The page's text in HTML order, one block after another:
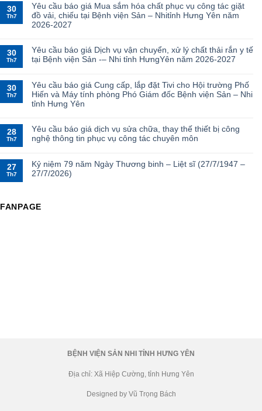
30
Th7
Yêu cầu báo giá Mua sắm hóa chất phục vụ công tác giặt
đồ vải, chiếu tại Bệnh viện Sản – Nhitỉnh Hưng Yên năm
2026-2027
30
Th7
Yêu cầu báo giá Dịch vụ vận chuyển, xử lý chất thải rắn y tế
tại Bệnh viện Sản -– Nhi tỉnh HưngYên năm 2026-2027
30
Th7
Yêu cầu báo giá Cung cấp, lắp đặt Tivi cho Hội trường Phố
Hiến và Máy tính phòng Phó Giám đốc Bệnh viện Sản – Nhi
tỉnh Hưng Yên
28
Th7
Yêu cầu báo giá dịch vụ sửa chữa, thay thế thiết bị công
nghệ thông tin phục vụ công tác chuyên môn
27
Th7
Kỷ niệm 79 năm Ngày Thương binh – Liệt sĩ (27/7/1947 –
27/7/2026)
FANPAGE
BỆNH VIỆN SẢN NHI TỈNH HƯNG YÊN
Địa chỉ: Xã Hiệp Cường, tỉnh Hưng Yên
Designed by Vũ Trọng Bách